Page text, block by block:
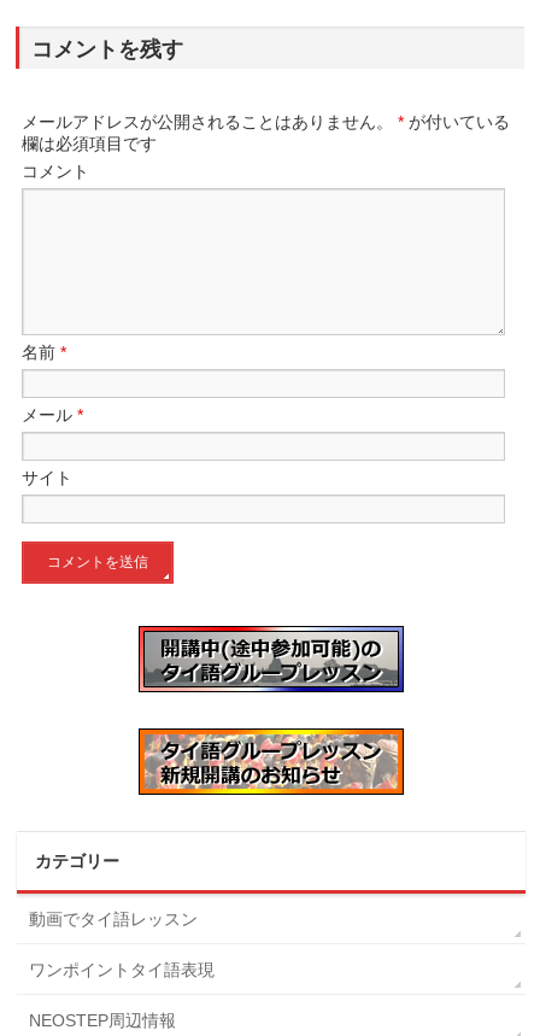
コメントを残す
メールアドレスが公開されることはありません。 * が付いている
欄は必須項目です
コメント
名前*
メール*
サイト
カテゴリー
動画でタイ語レッスン
ワンポイントタイ語表現
NEOSTEP周辺情報